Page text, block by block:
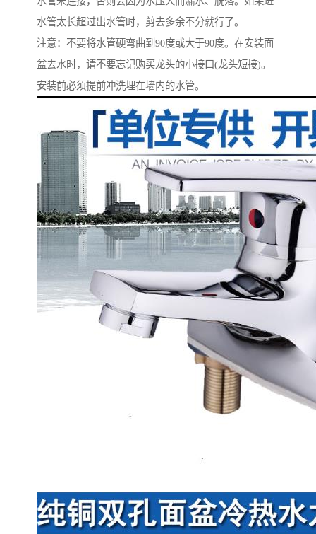
水管太长超过出水管时，剪去多余不分就行了。
注意：不要将水管硬弯曲到90度或大于90度。在安装面
盆去水时，请不要忘记购买龙头的小接口(龙头短接)。
安装前必须提前冲洗埋在墙内的水管。